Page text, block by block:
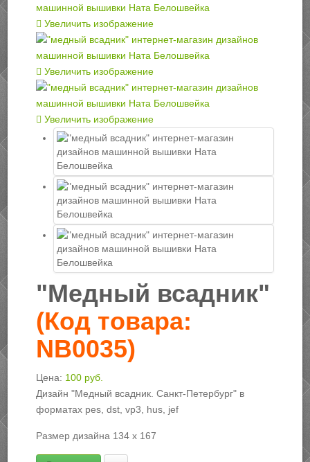
Увеличить изображение
Увеличить изображение
Увеличить изображение
"Медный всадник"
(Код товара:
NB0035)
Цена: 100 руб.
Дизайн "Медный всадник. Санкт-Петербург" в
форматах pes, dst, vp3, hus, jef
Размер дизайна 134 х 167